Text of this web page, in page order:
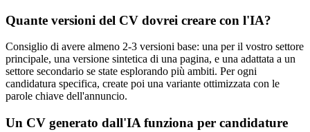
Quante versioni del CV dovrei creare con l'IA?
Consiglio di avere almeno 2-3 versioni base: una per il vostro settore
principale, una versione sintetica di una pagina, e una adattata a un
settore secondario se state esplorando più ambiti. Per ogni
candidatura specifica, create poi una variante ottimizzata con le
parole chiave dell'annuncio.
Un CV generato dall'IA funziona per candidature